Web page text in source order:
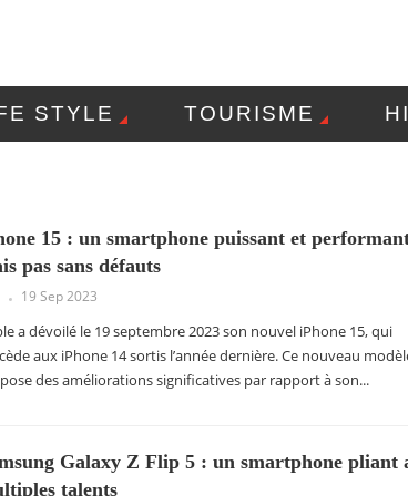
STYLE TOURISME
15 : un smartphone puissant et
pas sans défauts
19 Sep 2023
a dévoilé le 19 septembre 2023 son nouvel iPhone 15, qui
aux iPhone 14 sortis l’année dernière. Ce nouveau
des améliorations significatives par rapport à son...
Galaxy Z Flip 5 : un smartphone pliant
talents